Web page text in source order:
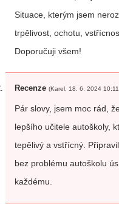
Situace, kterým jsem
trpělivost, ochotu,
Doporučuji všem!
Recenze (Karel, 18. 6. 2024
Pár slovy, jsem moc rád,
lepšího učitele autoškoly,
tepělivý a vstřícný.
bez problému autoškolu
každému.